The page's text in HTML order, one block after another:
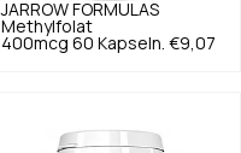
JARROW FORMULAS
Methylfolat
400mcg 60 Kapseln. €9,07